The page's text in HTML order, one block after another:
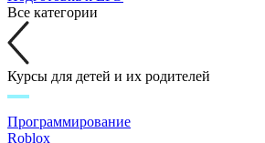
Все категории
Курсы для детей и их родителей
Программирование
Roblox